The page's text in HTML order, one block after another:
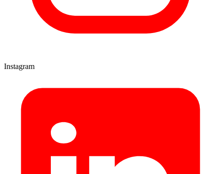
Instagram